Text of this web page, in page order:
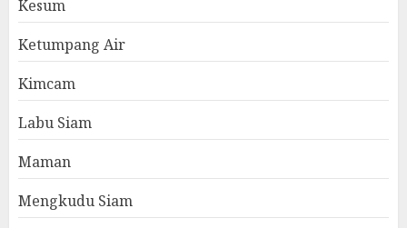
Kesum
Ketumpang Air
Kimcam
Labu Siam
Maman
Mengkudu Siam